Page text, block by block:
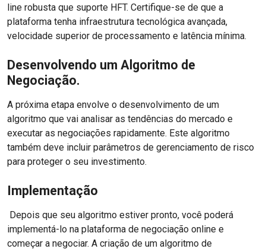
line robusta que suporte HFT. Certifique-se de que a
plataforma tenha infraestrutura tecnológica avançada,
velocidade superior de processamento e latência mínima.
Desenvolvendo um Algoritmo de
Negociação.
A próxima etapa envolve o desenvolvimento de um
algoritmo que vai analisar as tendências do mercado e
executar as negociações rapidamente. Este algoritmo
também deve incluir parâmetros de gerenciamento de risco
para proteger o seu investimento.
Implementação
Depois que seu algoritmo estiver pronto, você poderá
implementá-lo na plataforma de negociação online e
começar a negociar. A criação de um algoritmo de